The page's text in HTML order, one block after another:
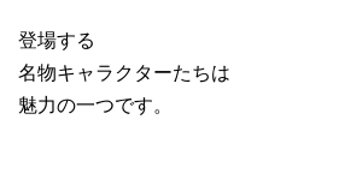
登場する
名物キャラクターたちは
魅力の一つです。